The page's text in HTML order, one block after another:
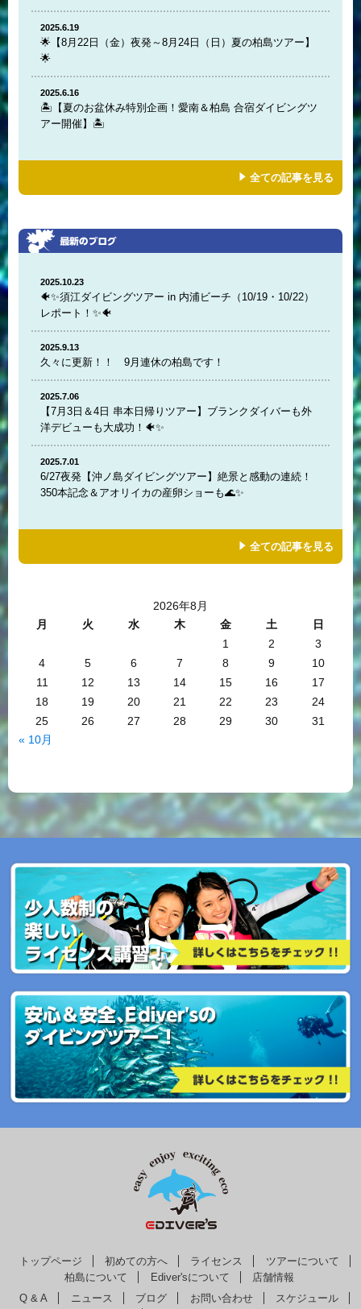
2025.6.19
🌟【8月22日（金）夜発～8月24日（日）夏の柏島ツアー】
🌟
2025.6.16
🏝️【夏のお盆休み特別企画！愛南＆柏島 合宿ダイビングツ
アー開催】🏝️
全ての記事を見る
2025.10.23
🐠✨須江ダイビングツアー in 内浦ビーチ（10/19・10/22）
レポート！✨🐠
2025.9.13
久々に更新！！ 9月連休の柏島です！
2025.7.06
【7月3日＆4日 串本日帰りツアー】ブランクダイバーも外
洋デビューも大成功！🐠✨
2025.7.01
6/27夜発【沖ノ島ダイビングツアー】絶景と感動の連続！
350本記念＆アオリイカの産卵ショーも🌊✨
全ての記事を見る
2026年8月
月
火 水 木 金 土
日
1
2
3
4
5 6 7 8 9
10
11
12 13 14 15 16
17
18
19 20 21 22 23
24
25
26 27 28 29 30
31
« 10月
トップページ 初めての方へ ライセンス
ツアーについて
柏島について
Ediver'sについて
店舗情報
Q & A
ニュース ブログ お問い合わせ
スケジュール